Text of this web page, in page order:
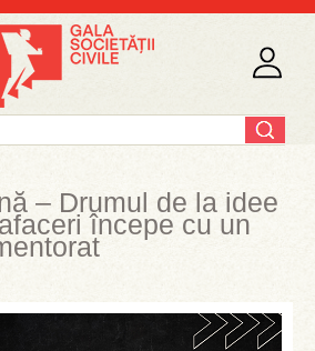
– Drumul de la idee
începe cu un